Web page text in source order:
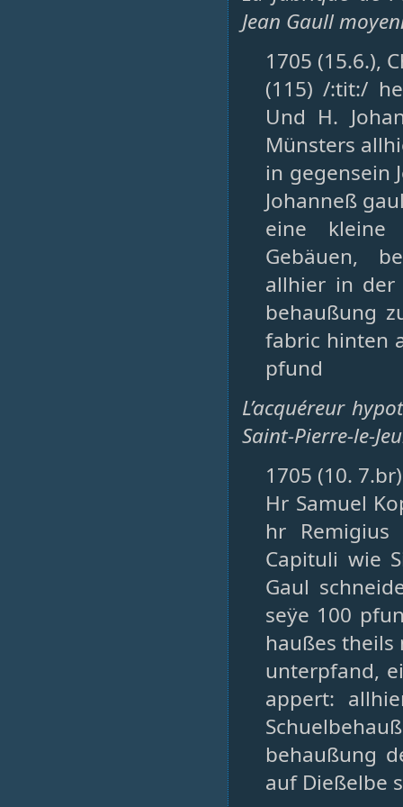
Jean Gaull
1705 (15.6.),
(115) /:tit:/
Und H.
Münsters
in gegensein
Johanneß
eine kleine
Gebäuen,
allhier in der
behaußung
fabric hinten
pfund
L’acquéreur
Saint-Pierre-le-
1705 (10.
Hr Samuel
hr Remigius
Capituli wie
Gaul
seÿe 100
haußes
unterpfand,
appert:
behaußung
auf Dießelbe